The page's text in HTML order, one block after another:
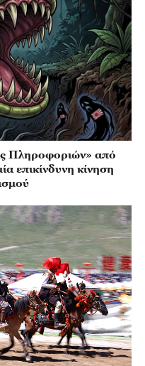
Πληροφοριών» από
επικίνδυνη κίνηση